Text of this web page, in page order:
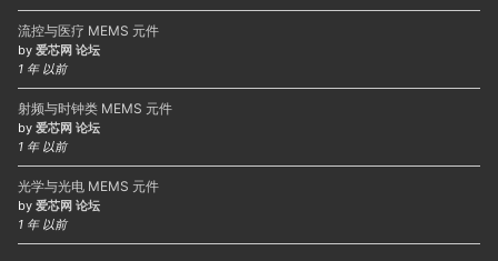
流控与医疗 MEMS 元件
by 爱芯网 论坛
1 年 以前
射频与时钟类 MEMS 元件
by 爱芯网 论坛
1 年 以前
光学与光电 MEMS 元件
by 爱芯网 论坛
1 年 以前